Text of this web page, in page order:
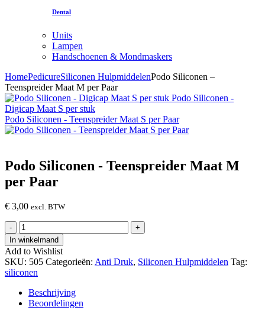
Dental
Units
Lampen
Handschoenen & Mondmaskers
HomePedicureSiliconen HulpmiddelenPodo Siliconen –
Teenspreider Maat M per Paar
Podo Siliconen -
Digicap Maat S per stuk
Podo Siliconen - Teenspreider Maat S per Paar
Podo Siliconen - Teenspreider Maat M
per Paar
€ 3,00 excl. BTW
-
Podo
Siliconen
-
Teenspreider
Maat
M
per
Paar
hoeveelheid
+
In winkelmand
Add to Wishlist
SKU: 505 Categorieën: Anti Druk, Siliconen Hulpmiddelen Tag:
siliconen
Beschrijving
Beoordelingen